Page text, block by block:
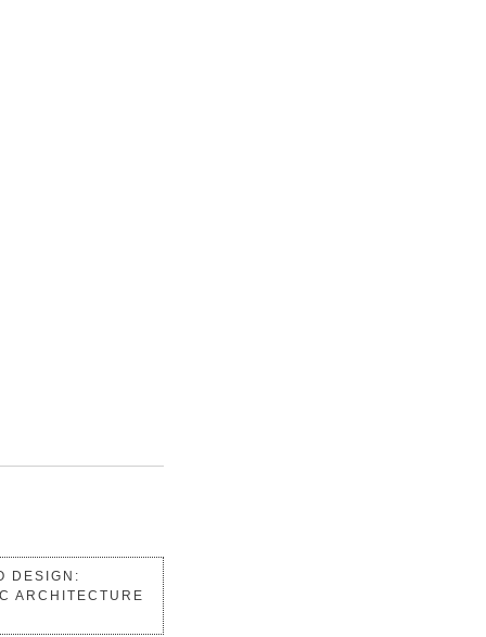
DESIGN:
ARCHITECTURE